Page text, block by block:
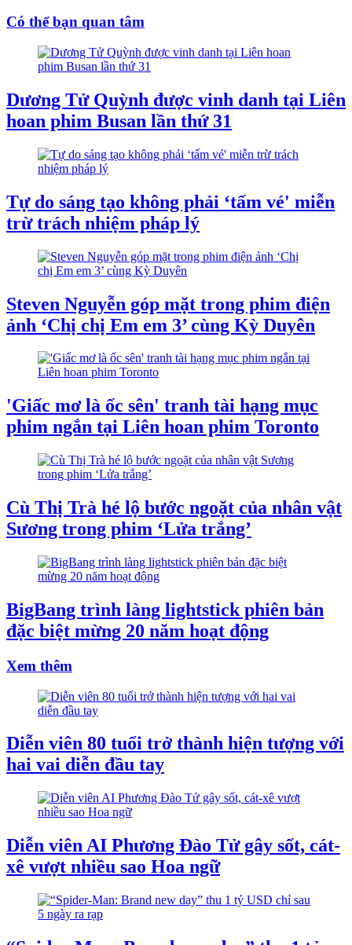
Có thể bạn quan tâm
Dương Tử Quỳnh được vinh danh tại Liên
hoan phim Busan lần thứ 31
Tự do sáng tạo không phải ‘tấm vé' miễn
trừ trách nhiệm pháp lý
Steven Nguyễn góp mặt trong phim điện
ảnh ‘Chị chị Em em 3’ cùng Kỳ Duyên
'Giấc mơ là ốc sên' tranh tài hạng mục
phim ngắn tại Liên hoan phim Toronto
Cù Thị Trà hé lộ bước ngoặt của nhân vật
Sương trong phim ‘Lửa trắng’
BigBang trình làng lightstick phiên bản
đặc biệt mừng 20 năm hoạt động
Xem thêm
Diễn viên 80 tuổi trở thành hiện tượng với
hai vai diễn đầu tay
Diễn viên AI Phương Đào Tử gây sốt, cát-
xê vượt nhiều sao Hoa ngữ